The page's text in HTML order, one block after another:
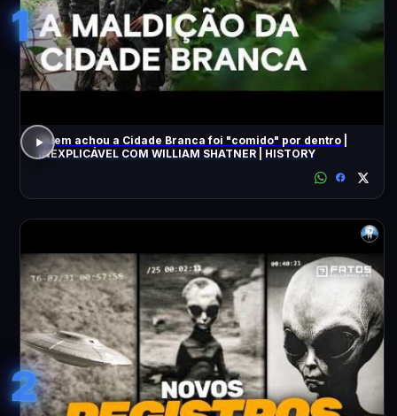
1
Quem achou a Cidade Branca foi "comido" por dentro |
INEXPLICÁVEL COM WILLIAM SHATNER | HISTORY
2